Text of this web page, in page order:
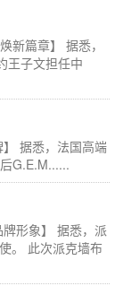
新篇章】 据悉，
王子文担任中
】 据悉，法国高端
G.E.M......
牌形象】 据悉，派
。 此次派克墙布